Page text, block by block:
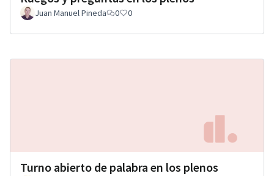
Juan Manuel Pineda 0 0
Turno abierto de palabra en los plenos